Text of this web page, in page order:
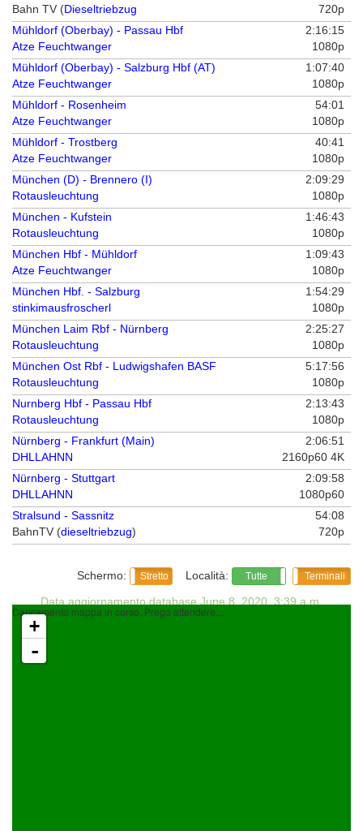
Bahn TV (Dieseltriebzug
720p
Mühldorf (Oberbay) - Passau Hbf
2:16:15
Atze Feuchtwanger
1080p
Mühldorf (Oberbay) - Salzburg Hbf (AT)
1:07:40
Atze Feuchtwanger
1080p
Mühldorf - Rosenheim
54:01
Atze Feuchtwanger
1080p
Mühldorf - Trostberg
40:41
Atze Feuchtwanger
1080p
München (D) - Brennero (I)
2:09:29
Rotausleuchtung
1080p
München - Kufstein
1:46:43
Rotausleuchtung
1080p
München Hbf - Mühldorf
1:09:43
Atze Feuchtwanger
1080p
München Hbf. - Salzburg
1:54:29
stinkimausfroscherl
1080p
München Laim Rbf - Nürnberg
2:25:27
Rotausleuchtung
1080p
München Ost Rbf - Ludwigshafen BASF
5:17:56
Rotausleuchtung
1080p
Nurnberg Hbf - Passau Hbf
2:13:43
Rotausleuchtung
1080p
Nürnberg - Frankfurt (Main)
2:06:51
DHLLAHNN
2160p60 4K
Nürnberg - Stuttgart
2:09:58
DHLLAHNN
1080p60
Stralsund - Sassnitz
54:08
BahnTV (dieseltriebzug) 720p
Schermo:
Largo Stretto Località: Tutte Nessuna
Intermedie Terminali
Caricamento mappa in corso. Prego attendere...
+
-
Data aggiornamento database June 8, 2020, 3:39 a.m.
Contatto: info@cabrides.net